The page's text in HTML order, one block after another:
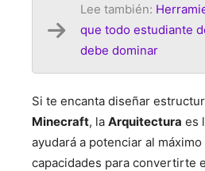
Lee también:
que todo estudiante
debe dominar
Si te encanta diseñar
Minecraft, la Arquitectura es
ayudará a potenciar al
capacidades para convertirte